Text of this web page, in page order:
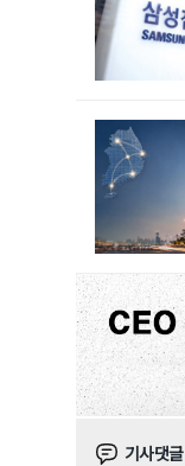
기사댓글